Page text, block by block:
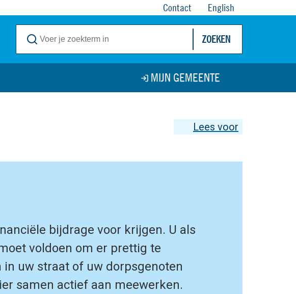
ZOEKEN
MIJN GEMEENTE
Contact English
Lees voor
bijdrage voor krijgen. U als
voldoen om er prettig te
in uw straat of uw dorpsgenoten
samen actief aan meewerken.